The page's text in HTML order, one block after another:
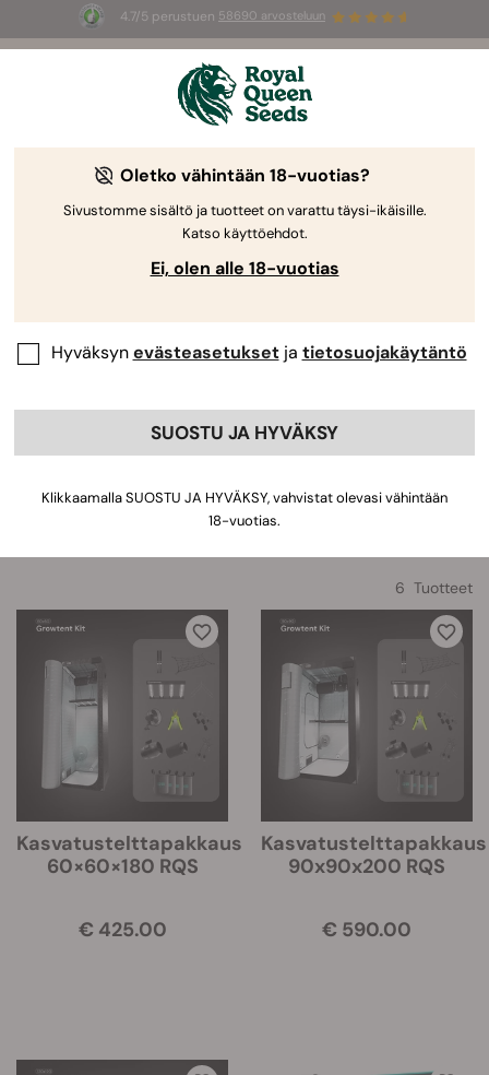
4.7/5 perustuen 58690 arvosteluun
3 White Widow Auto mag
Kasvatustelttapakkaukset
Enää sinun ei tarvitse hankkia kasvatustarvikkeitasi,
kuten valoja, suodattimia ja ilmanvaihtojärjestelmiä
erikseen – Royal Queen Seeds
tarvitset kasvattaaksesi hyvinvoivia ja terveitä
sisäkasveja ja nauttiaksesi erinomaisista sadoista
seuraavasta kasvatusprojektistasi entistä
yksinkertaisempi.
Lajittele
6 Tuotteet
Kasvatustelttapakkaus
60×60×180 RQS
€ 425.00
Kasvatustelttapakkaus
90x90x200 RQS
€ 590.00
Oletko vähintään 18-vuotias?
Sivustomme sisältö ja tuotteet on varattu täysi-ikäisille.
Katso käyttöehdot.
Ei, olen alle 18-vuotias
Hyväksynevästeasetuksetja tietosuojakäytäntö
SUOSTU JA HYVÄKSY
Klikkaamalla SUOSTU JA HYVÄKSY, vahvistat olevasi vähintään
18-vuotias.